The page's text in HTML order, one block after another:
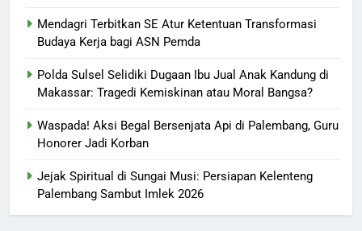
Mendagri Terbitkan SE Atur Ketentuan Transformasi
Budaya Kerja bagi ASN Pemda
Polda Sulsel Selidiki Dugaan Ibu Jual Anak Kandung di
Makassar: Tragedi Kemiskinan atau Moral Bangsa?
Waspada! Aksi Begal Bersenjata Api di Palembang, Guru
Honorer Jadi Korban
Jejak Spiritual di Sungai Musi: Persiapan Kelenteng
Palembang Sambut Imlek 2026